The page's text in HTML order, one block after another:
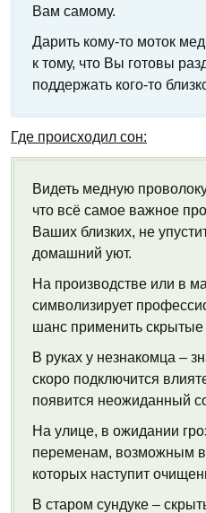
Вам самому.
Дарить кому-то моток
к тому, что Вы готовы
поддержать кого-то
Где происходил сон:
Видеть медную
что всё самое важное
Ваших близких, не
домашний уют.
На производстве или в
символизирует
шанс применить скрытые
В руках у незнакомца –
скоро подключится
появится неожиданный
На улице, в ожидании
переменам, возможным
которых наступит
В старом сундуке –